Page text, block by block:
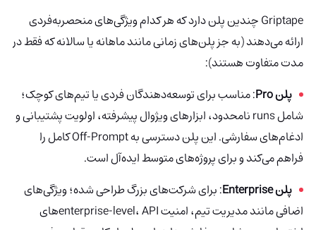
Griptape چندین پلن دارد که هر کدام ویژگی‌های منحصربه‌فردی
ارائه می‌دهند (به جز پلن‌های زمانی مانند ماهانه یا سالانه که فقط در
مدت متفاوت هستند):
پلن Pro
: مناسب برای توسعه‌دهندگان فردی یا تیم‌های کوچک؛
شامل runs نامحدود، ابزارهای ویژوال پیشرفته، اولویت پشتیبانی و
ادغام‌های سفارشی. این پلن دسترسی به Off-Prompt کامل را
فراهم می‌کند و برای پروژه‌های متوسط ایده‌آل است.
پلن Enterprise
: برای شرکت‌های بزرگ طراحی شده؛ ویژگی‌های
اضافی مانند مدیریت تیم، امنیت enterprise-level، APIهای